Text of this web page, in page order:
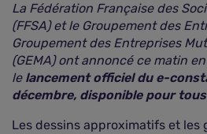
La Fédération Française des
(FFSA) et le Groupement des
Groupement des Entreprises
(GEMA) ont annoncé ce matin
lelancement officiel du e-
décembre, disponible pour tous
Les dessins approximatifs et les